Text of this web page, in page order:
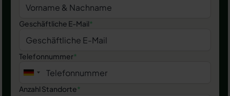
Geschäftliche E-Mail*
Telefonnummer*
Anzahl Standorte*